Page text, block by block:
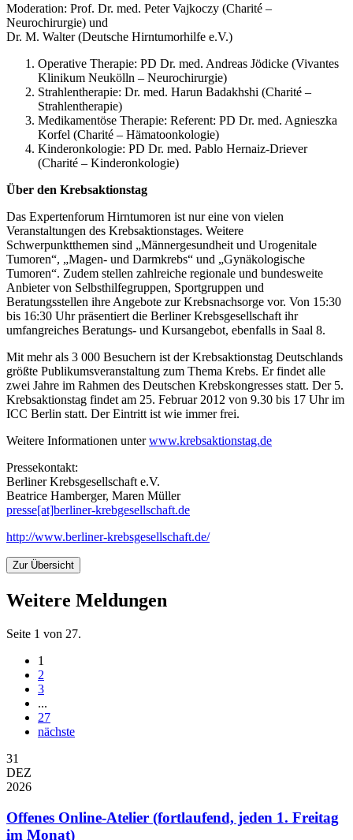
Moderation: Prof. Dr. med. Peter Vajkoczy (Charité –
Neurochirurgie) und
Dr. M. Walter (Deutsche Hirntumorhilfe e.V.)
Operative Therapie: PD Dr. med. Andreas Jödicke (Vivantes
Klinikum Neukölln – Neurochirurgie)
Strahlentherapie: Dr. med. Harun Badakhshi (Charité –
Strahlentherapie)
Medikamentöse Therapie: Referent: PD Dr. med. Agnieszka
Korfel (Charité – Hämatoonkologie)
Kinderonkologie: PD Dr. med. Pablo Hernaiz-Driever
(Charité – Kinderonkologie)
Über den Krebsaktionstag
Das Expertenforum Hirntumoren ist nur eine von vielen
Veranstaltungen des Krebsaktionstages. Weitere
Schwerpunktthemen sind „Männergesundheit und Urogenitale
Tumoren“, „Magen- und Darmkrebs“ und „Gynäkologische
Tumoren“. Zudem stellen zahlreiche regionale und bundesweite
Anbieter von Selbsthilfegruppen, Sportgruppen und
Beratungsstellen ihre Angebote zur Krebsnachsorge vor. Von 15:30
bis 16:30 Uhr präsentiert die Berliner Krebsgesellschaft ihr
umfangreiches Beratungs- und Kursangebot, ebenfalls in Saal 8.
Mit mehr als 3 000 Besuchern ist der Krebsaktionstag Deutschlands
größte Publikumsveranstaltung zum Thema Krebs. Er findet alle
zwei Jahre im Rahmen des Deutschen Krebskongresses statt. Der 5.
Krebsaktionstag findet am 25. Februar 2012 von 9.30 bis 17 Uhr im
ICC Berlin statt. Der Eintritt ist wie immer frei.
Weitere Informationen unterwww.krebsaktionstag.de
Pressekontakt:
Berliner Krebsgesellschaft e.V.
Beatrice Hamberger, Maren Müller
presse[at]berliner-krebgesellschaft.de
http://www.berliner-krebsgesellschaft.de/
Zur Übersicht
Weitere Meldungen
Seite 1 von 27.
1
2
3
...
27
nächste
31
DEZ
2026
Offenes Online-Atelier (fortlaufend, jeden 1. Freitag
im Monat)